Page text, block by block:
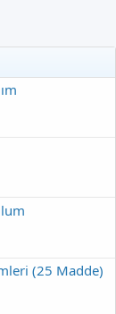
(25 Madde)